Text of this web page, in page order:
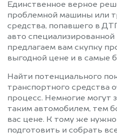
Единственное верное
проблемной машины или
средства, попавшего в
авто
предлагаем вам скупку
выгодной цене и в самые
Найти потенциального
транспортного средства
процесс. Немногие могут
таким автомобилем, тем
вас цене. К тому же
подготовить и собрать